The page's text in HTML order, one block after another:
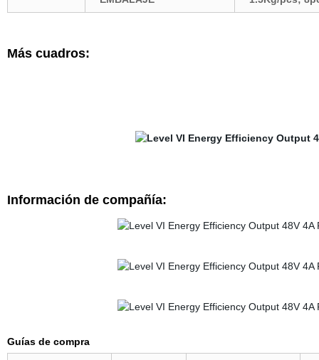
Más cuadros:
Información de compañía:
Guías de compra